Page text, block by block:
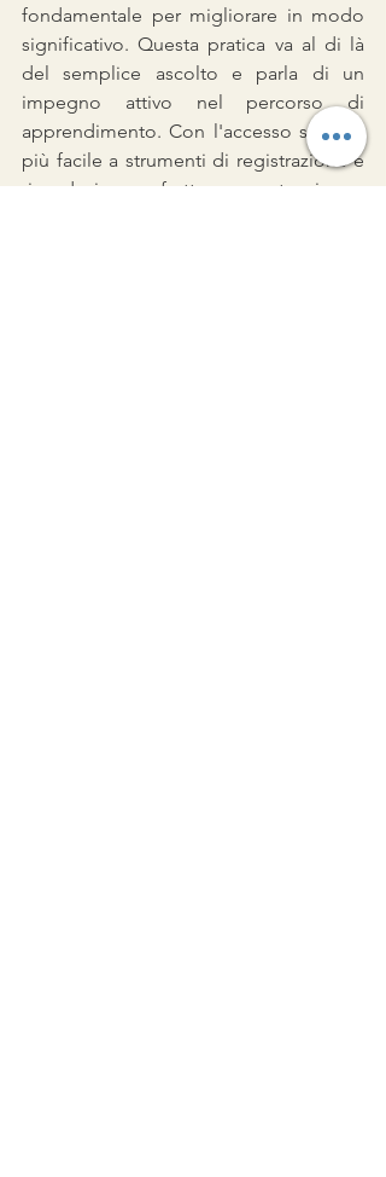
fondamentale per migliorare in modo
significativo. Questa pratica va al di là
del semplice ascolto e parla di un
impegno attivo nel percorso di
apprendimento. Con l'accesso sempre
più facile a strumenti di registrazione e
riproduzione, sfruttare questa risorsa